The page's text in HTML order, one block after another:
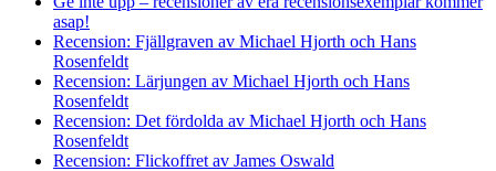
asap!
Recension: Fjällgraven av Michael Hjorth och Hans
Rosenfeldt
Recension: Lärjungen av Michael Hjorth och Hans
Rosenfeldt
Recension: Det fördolda av Michael Hjorth och Hans
Rosenfeldt
Recension: Flickoffret av James Oswald